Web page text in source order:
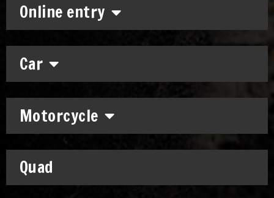
Online entry
Car
Motorcycle
Quad